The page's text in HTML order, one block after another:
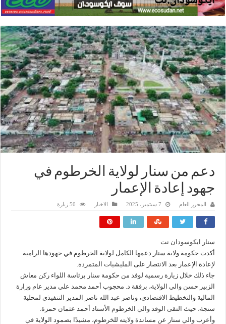
دعم من سنار لولاية الخرطوم في
جهود إعادة الإعمار
المحرر العام 7 سبتمبر، 2025 الاخبار 50 زيارة
سنار ايكوسودان نت
أكدت حكومة ولاية سنار دعمها الكامل لولاية الخرطوم في جهودها الرامية
لإعادة الإعمار بعد الانتصار على المليشيات المتمردة.
جاء ذلك خلال زيارة رسمية لوفد من حكومة سنار برئاسة اللواء ركن معاش
الزبير حسن والي الولاية، برفقة د. محجوب أحمد محمد علي مدير عام وزارة
المالية والتخطيط الاقتصادي، وناصر عبد الله ناصر المدير التنفيذي لمحلية
سنجة، حيث التقى الوفد والي الخرطوم الأستاذ أحمد عثمان حمزة.
وأعرب والي سنار عن مساندة ولايته للخرطوم، مشيدًا بصمود الولاية في